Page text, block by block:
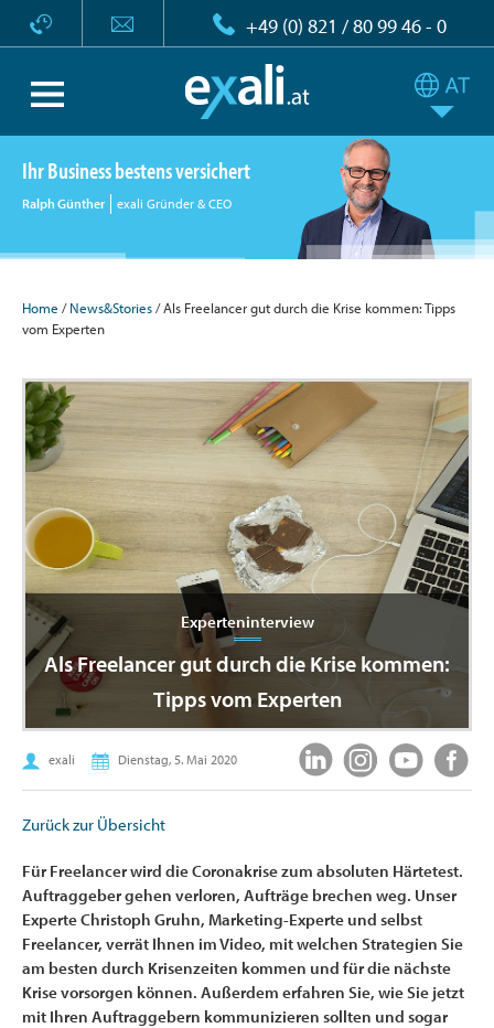
+49 (0) 821 / 80 99 46 - 0
Ihr Business bestens versichert
Ralph Günther exali Gründer & CEO
Home /News&Stories/ Als Freelancer gut durch die Krise kommen: Tipps
vom Experten
Experteninterview
Als Freelancer gut durch die Krise kommen:
Tipps vom Experten
exali Dienstag, 5. Mai 2020
Zurück zur Übersicht
Für Freelancer wird die Coronakrise zum absoluten Härtetest.
Auftraggeber gehen verloren, Aufträge brechen weg. Unser
Experte Christoph Gruhn, Marketing-Experte und selbst
Freelancer, verrät Ihnen im Video, mit welchen Strategien Sie
am besten durch Krisenzeiten kommen und für die nächste
Krise vorsorgen können. Außerdem erfahren Sie, wie Sie jetzt
mit Ihren Auftraggebern kommunizieren sollten und sogar